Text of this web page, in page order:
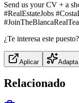
Send us your CV + a
#RealEstateJobs
¿Te interesa este puesto?
Aplicar
Relacionado